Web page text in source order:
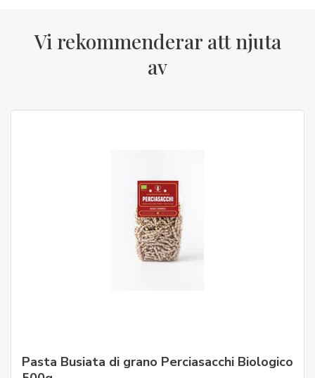
Vi rekommenderar att njuta
av
Pasta Busiata di grano Perciasacchi Biologico